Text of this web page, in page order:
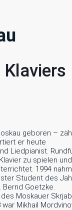
geboren –
er heute
Liedpianist.
zu spielen
1994
Student des
Bernd Goetzke.
Moskauer
Mikhail